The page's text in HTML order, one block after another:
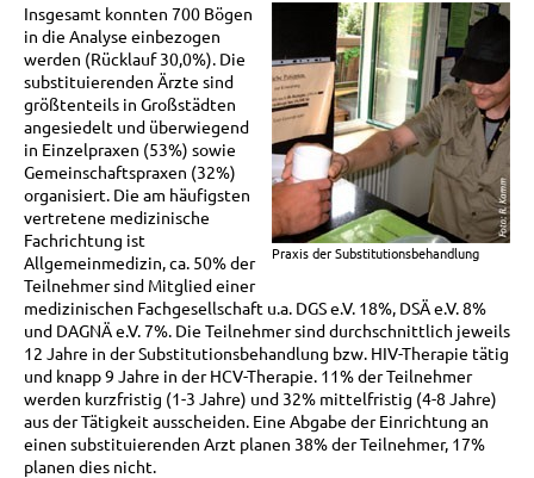
Praxis der Substitutionsbehandlung
Insgesamt konnten 700 Bögen
in die Analyse einbezogen
werden (Rücklauf 30,0%). Die
substituierenden Ärzte sind
größtenteils in Großstädten
angesiedelt und überwiegend
in Einzelpraxen (53%) sowie
Gemeinschaftspraxen (32%)
organisiert. Die am häufigsten
vertretene medizinische
Fachrichtung ist
Allgemeinmedizin, ca. 50% der
Teilnehmer sind Mitglied einer
medizinischen Fachgesellschaft u.a. DGS e.V. 18%, DSÄ e.V. 8%
und DAGNÄ e.V. 7%. Die Teilnehmer sind durchschnittlich jeweils
12 Jahre in der Substitutionsbehandlung bzw. HIV-Therapie tätig
und knapp 9 Jahre in der HCV-Therapie. 11% der Teilnehmer
werden kurzfristig (1-3 Jahre) und 32% mittelfristig (4-8 Jahre)
aus der Tätigkeit ausscheiden. Eine Abgabe der Einrichtung an
einen substituierenden Arzt planen 38% der Teilnehmer, 17%
planen dies nicht.